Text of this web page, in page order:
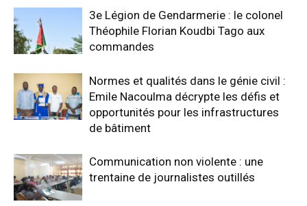
3e Légion de Gendarmerie : le colonel
Théophile Florian Koudbi Tago aux
commandes
Normes et qualités dans le génie civil :
Emile Nacoulma décrypte les défis et
opportunités pour les infrastructures
de bâtiment
Communication non violente : une
trentaine de journalistes outillés